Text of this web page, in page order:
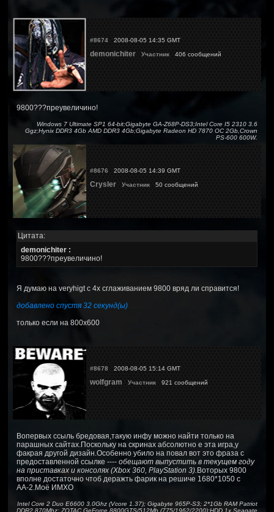
#8674 2008-08-05 14:35 GMT
demonichiter Участник 406 сообщений
9800???преувеличино!
Windows 7 Ultimate SP1 64-bit;Gigabyte GA-Z68P-DS3;Intel Core I5 2310 3.6
Ggz;Hynix DDR3 4Gb AMD DDR3 4Gb;Gigabyte Radeon HD 7870 OC 2Gb,Crown
PS-600 600W.
#8676 2008-08-05 14:39 GMT
Crysler Участник 50 сообщений
Цитата:
demonichiter :
9800???преувеличино!
Я думаю на veryhigt с 4х сглаживанием 9800 вряд ли справится!
добавлено спустя 32 секунд(ы)
только если на 800х600
#8678 2008-08-05 15:14 GMT
wolfgram Участник 921 сообщений
Вопервых ссыль бредовая,такую инфу можно найти только на
парашных сайтах.Поскольку на скринах абсолютно е эта игра,у
факрая другой дизайн.Особенно убило на повал вот это фраза с
предоставленной ссылке ---- обещают выпустить в текущем году
на приставках и консолях (Xbox 360, PlayStation 3). Воторых 9800
вполне достаточно чтоб деражть фарик на решиче 1680*1050 с
АА-2.Моё ИМХО
Intel Core 2 Duo E6600 3.0Ghz (Vcore 1.37); Gigabyte 965P-S3; 2*1Gb RAM Patriot
DDR2 870Mhz; ZOTAC GeForce 8800GTS/512Mb (775/1962/2200);HDD 1x Seagate